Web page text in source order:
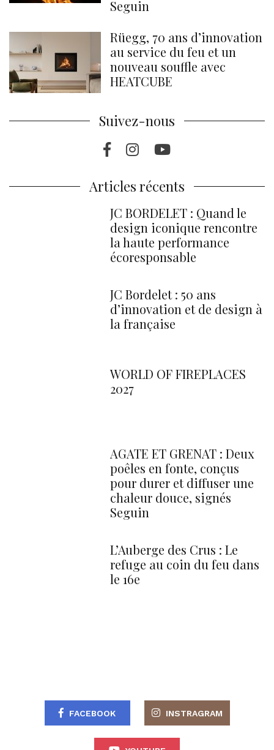
Seguin
Rüegg, 70 ans d’innovation
au service du feu et un
nouveau souffle avec
HEATCUBE
Suivez-nous
Facebook
Instragram
Youtube
Articles récents
JC BORDELET : Quand le
design iconique rencontre
la haute performance
écoresponsable
JC Bordelet : 50 ans
d’innovation et de design à
la française
WORLD OF FIREPLACES
2027
AGATE ET GRENAT : Deux
poêles en fonte, conçus
pour durer et diffuser une
chaleur douce, signés
Seguin
L’Auberge des Crus : Le
refuge au coin du feu dans
le 16e
FACEBOOK INSTRAGRAM